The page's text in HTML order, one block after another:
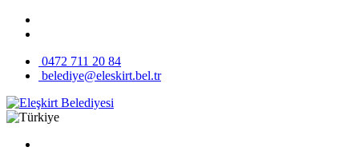
0472 711 20 84
belediye@eleskirt.bel.tr